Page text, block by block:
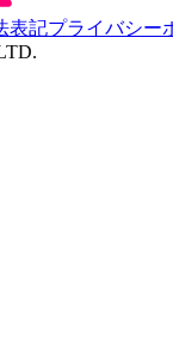
表記プライバシー